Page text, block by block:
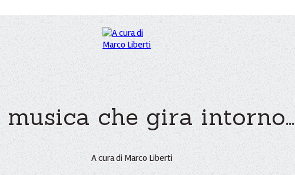
che gira intorno...
A cura di Marco Liberti